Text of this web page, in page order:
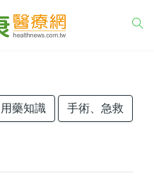
用藥知識 手術、急救